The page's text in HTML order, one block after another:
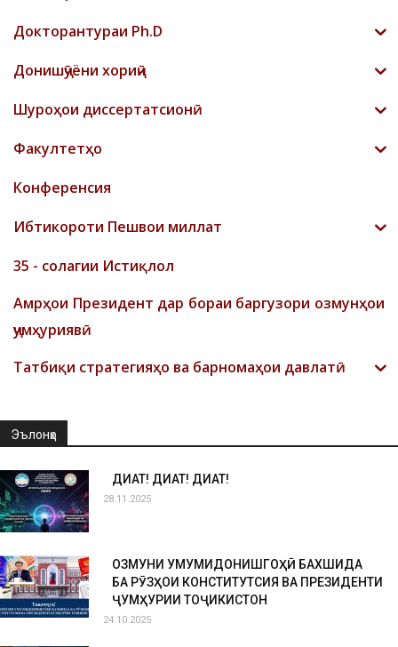
Докторантураи Ph.D
Донишҷӯёни хориҷӣ
Шyроҳои диссертатсионӣ
Факултетҳо
Конференсия
Ибтикороти Пешвои миллат
35 - солагии Истиқлол
Амрҳои Президент дар бораи баргузори озмунҳои
ҷумҳуриявӣ
Татбиқи стратегияҳо ва барномаҳои давлатӣ
Эълонҳо
ДИҚҚАТ! ДИҚҚАТ! ДИҚҚАТ!
28.11.2025
ОЗМУНИ УМУМИДОНИШГОҲӢ БАХШИДА
БА РӮЗҲОИ КОНСТИТУТСИЯ ВА ПРЕЗИДЕНТИ
ҶУМҲУРИИ ТОҶИКИСТОН
24.10.2025